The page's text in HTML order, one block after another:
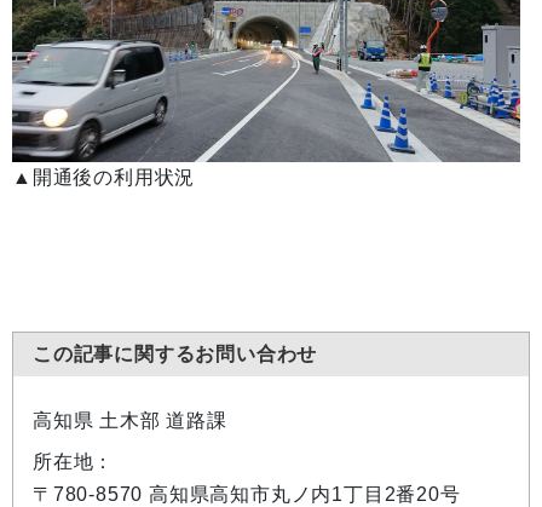
▲開通後の利用状況
この記事に関するお問い合わせ
高知県 土木部 道路課
所在地：
〒780-8570 高知県高知市丸ノ内1丁目2番20号